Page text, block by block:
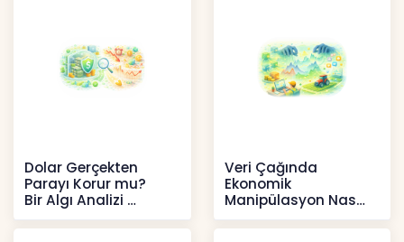
Dolar Gerçekten
Parayı Korur mu?
Bir Algı Analizi
İçerikler
Veri Çağında
Ekonomik
Manipülasyon Nasıl
Şekil Değiştirdi?
İçerikler